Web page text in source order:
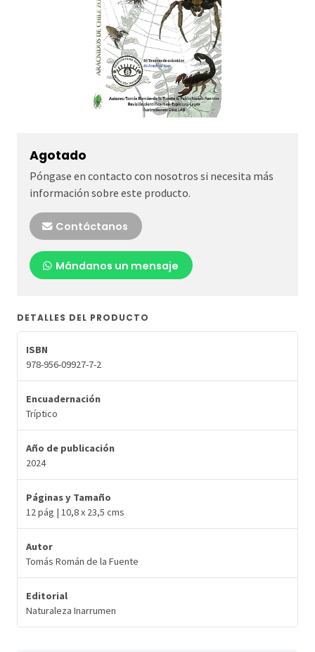
Agotado
Póngase en contacto con nosotros si necesita más
información sobre este producto.
Contáctanos
Mándanos un mensaje
DETALLES DEL PRODUCTO
ISBN
978-956-09927-7-2
Encuadernación
Tríptico
Año de publicación
2024
Páginas y Tamaño
12 pág | 10,8 x 23,5 cms
Autor
Tomás Román de la Fuente
Editorial
Naturaleza Inarrumen